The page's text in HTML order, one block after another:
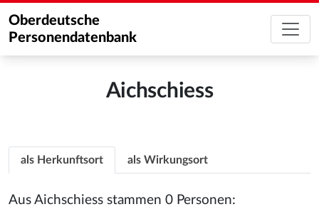
Oberdeutsche
Personendatenbank
Aichschiess
als Herkunftsort als Wirkungsort
Aus Aichschiess stammen 0 Personen: